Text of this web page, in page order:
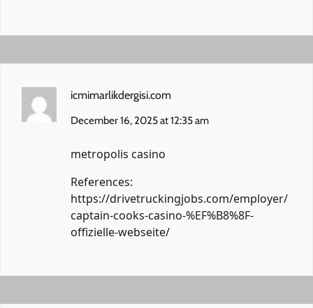
icmimarlikdergisi.com
December 16, 2025 at 12:35 am
metropolis casino
References:
https://drivetruckingjobs.com/employer/
captain-cooks-casino-%EF%B8%8F-
offizielle-webseite/